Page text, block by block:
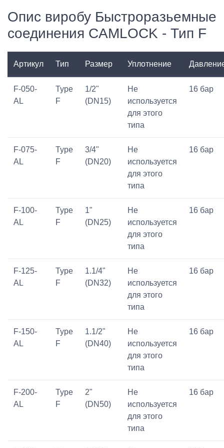
Опис виробу Быстроразьемные
соединения CAMLOCK - Тип F
Артикул Тип Размер Уплотнение
F-050-
AL
Type
F
1/2"
(DN15)
Не
используется
для этого
типа
16 бар
F-075-
AL
Type
F
3/4"
(DN20)
Не
используется
для этого
типа
16 бар
F-100-
AL
Type
F
1"
(DN25)
Не
используется
для этого
типа
16 бар
F-125-
AL
Type
F
1.1/4"
(DN32)
Не
используется
для этого
типа
16 бар
F-150-
AL
Type
F
1.1/2"
(DN40)
Не
используется
для этого
типа
16 бар
F-200-
AL
Type
F
2"
(DN50)
Не
используется
для этого
типа
16 бар